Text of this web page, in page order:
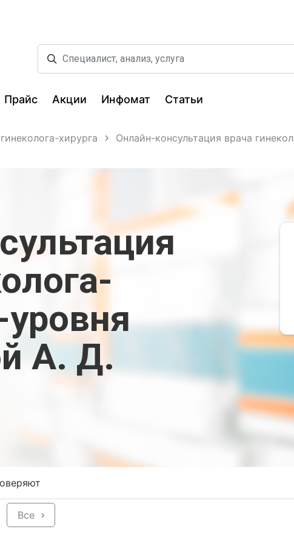
Прайс Акции Инфомат Статьи
хирурга Онлайн-консультация врача
уровня
А. Д.
Все